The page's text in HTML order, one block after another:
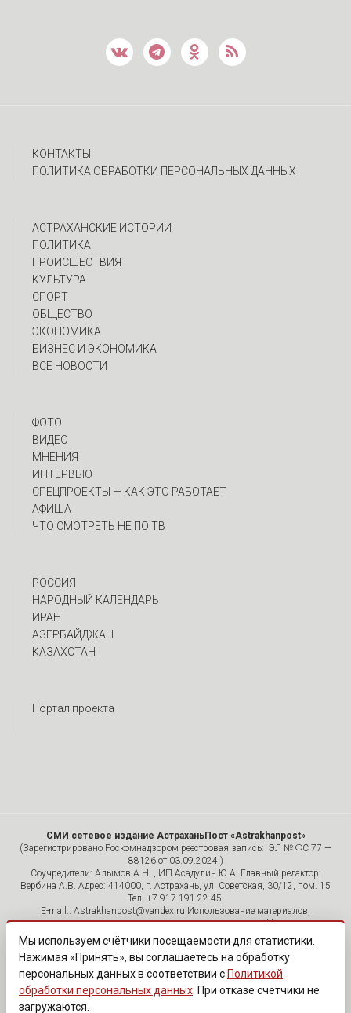
КОНТАКТЫ
ПОЛИТИКА ОБРАБОТКИ ПЕРСОНАЛЬНЫХ ДАННЫХ
АСТРАХАНСКИЕ ИСТОРИИ
ПОЛИТИКА
ПРОИСШЕСТВИЯ
КУЛЬТУРА
СПОРТ
ОБЩЕСТВО
ЭКОНОМИКА
БИЗНЕС И ЭКОНОМИКА
ВСЕ НОВОСТИ
ФОТО
ВИДЕО
МНЕНИЯ
ИНТЕРВЬЮ
CПЕЦПРОЕКТЫ — КАК ЭТО РАБОТАЕТ
АФИША
ЧТО СМОТРЕТЬ НЕ ПО ТВ
РОССИЯ
НАРОДНЫЙ КАЛЕНДАРЬ
ИРАН
АЗЕРБАЙДЖАН
КАЗАХСТАН
Портал проекта
СМИ сетевое издание АстраханьПост «Astrakhanpost»
(Зарегистрировано Роскомнадзором реестровая запись: ЭЛ № ФС 77 —
88126 от 03.09.2024.)
Соучредители: Алымов А.Н. , ИП Асадулин Ю.А. Главный редактор:
Вербина А.В. Адрес: 414000, г. Астрахань, ул. Советская, 30/12, пом. 15
Тел. +7 917 191-22-45.
E-mail.: Astrakhanpost@yandex.ru Использование материалов,
размещенных на страницах сетевого издания «Astrakhanpost»,
допускается исключительно с указанием источника и публикацией
активной гиперссылки на портал Astrakhanpost.ru. Комментарии
читателей сайта размещаются без предварительного редактирования.
Редакция оставляет за собой право удалить их с сайта или
отредактировать, если указанные сообщения нарушают законы РФ.
«САЙТ ПРЕДНАЗНАЧЕН ДЛЯ АУДИТОРИИ 18+»
Мы используем счётчики посещаемости для статистики.
Нажимая «Принять», вы соглашаетесь на обработку
персональных данных в соответствии с Политикой
обработки персональных данных . При отказе счётчики не
загружаются.